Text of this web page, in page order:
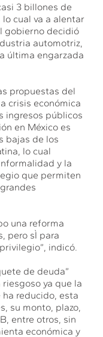
3 billones de
cual va a alentar
gobierno decidió
automotriz,
última engarzada
propuestas del
crisis económica
ingresos públicos
en México es
bajas de los
lo cual
y la
que permiten
una reforma
pero sÌ para
indicó.
de deuda”
ya que la
reducido, esta
su monto, plazo,
entre otros, sin
económica y